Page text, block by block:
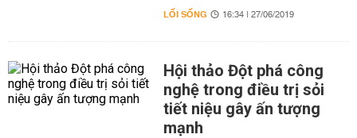
LỐI SỐNG 16:34 | 27/06/2019
Hội thảo Đột phá công
nghệ trong điều trị sỏi
tiết niệu gây ấn tượng
mạnh